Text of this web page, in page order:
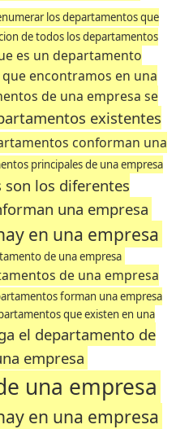
los departamentos que
de todos los departamentos
es un departamento
encontramos en una
de una empresa se
existentes
conforman una
principales de una empresa
son los diferentes
una empresa
en una empresa
de una empresa
de una empresa
forman una empresa
que existen en una
el departamento de
empresa
una empresa
en una empresa